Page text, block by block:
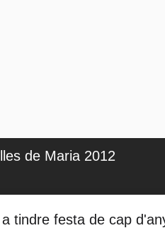
de Maria 2012
tindre festa de cap